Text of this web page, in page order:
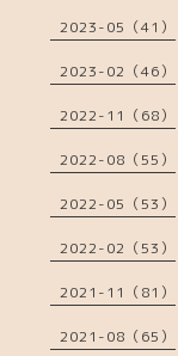
2023-05（41）
2023-02（46）
2022-11（68）
2022-08（55）
2022-05（53）
2022-02（53）
2021-11（81）
2021-08（65）